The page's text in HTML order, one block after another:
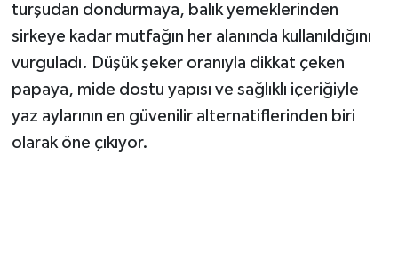
turşudan dondurmaya, balık yemeklerinden
sirkeye kadar mutfağın her alanında kullanıldığını
vurguladı. Düşük şeker oranıyla dikkat çeken
papaya, mide dostu yapısı ve sağlıklı içeriğiyle
yaz aylarının en güvenilir alternatiflerinden biri
olarak öne çıkıyor.